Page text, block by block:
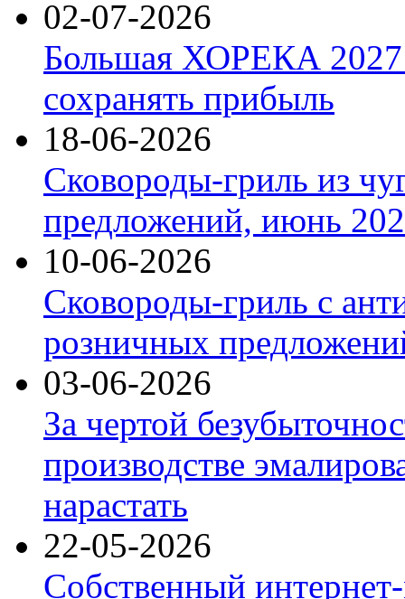
02-07-2026
Большая ХОРЕКА 2027:
сохранять прибыль
18-06-2026
Сковороды-гриль из
предложений, июнь
10-06-2026
Сковороды-гриль с
розничных
03-06-2026
За чертой
производстве
нарастать
22-05-2026
Собственный